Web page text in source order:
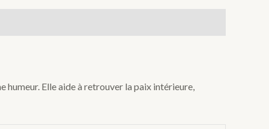
humeur. Elle aide à retrouver la paix intérieure,